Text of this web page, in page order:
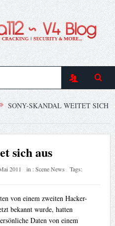
SONY-SKANDAL WEITET SICH
sich aus
2011 in :Scene News
Tags:
von einem zweiten Hacker-
bekannt wurde, hatten
Daten von einem